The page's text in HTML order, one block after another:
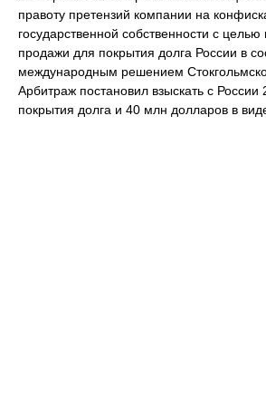
правоту претензий компании на
государственной собственности с
продажи для покрытия долга России в
международным решением
Арбитраж постановил взыскать с
покрытия долга и 40 млн долларов в